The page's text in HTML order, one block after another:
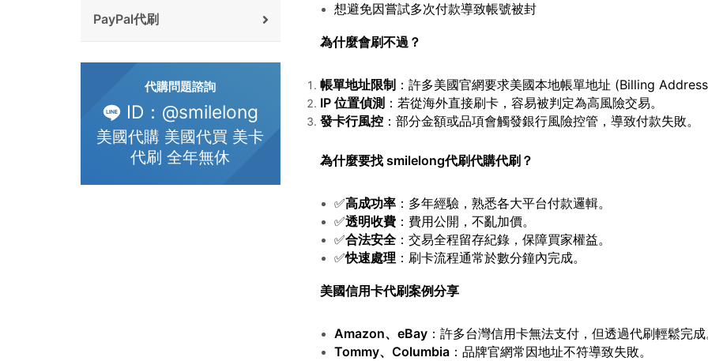
想避免因嘗試多次付款導致帳號被封
為什麼會刷不過？
帳單地址限制 ：許多美國官網要求美國本地帳單地址 (Billing
IP 位置偵測 ：若從海外直接刷卡，容易被判定為高風險交易。
發卡行風控：部分金額或品項會觸發銀行風險控管，導致付款失敗。
為什麼要找 smilelong代刷代購代刷？
✅高成功率：多年經驗，熟悉各大平台付款邏輯。
✅透明收費：費用公開，不亂加價。
✅合法安全：交易全程留存紀錄，保障買家權益。
✅快速處理 ：刷卡流程通常於數分鐘內完成。
美國信用卡代刷案例分享
Amazon、eBay：許多台灣信用卡無法支付，但透過代刷輕鬆完
Tommy、Columbia：品牌官網常因地址不符導致失敗。
PayPal代刷
代購問題諮詢
ID：@smilelong
美國代購 美國代買 美卡
代刷 全年無休